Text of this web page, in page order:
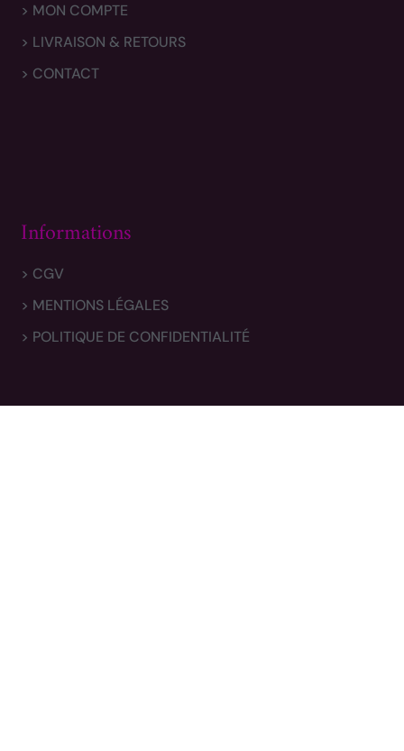
> MON COMPTE
> LIVRAISON & RETOURS
> CONTACT
Informations
> CGV
> MENTIONS LÉGALES
> POLITIQUE DE CONFIDENTIALITÉ